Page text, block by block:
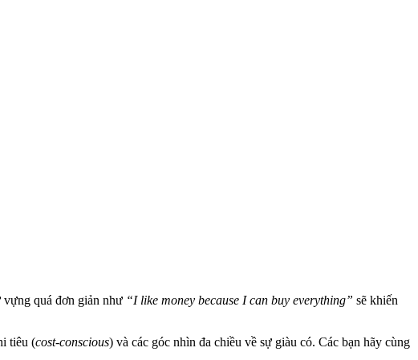
quá đơn giản như “I like money because I can buy everything” sẽ khiến
tiêu (cost-conscious) và các góc nhìn đa chiều về sự giàu có. Các bạn hãy cùng